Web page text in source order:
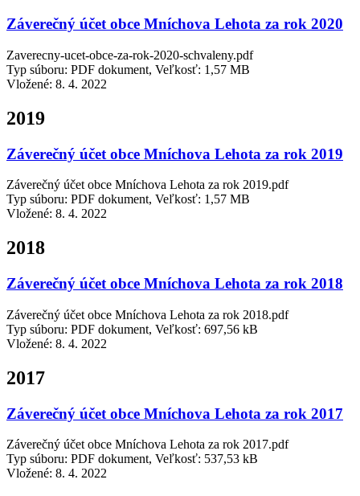
Záverečný účet obce Mníchova Lehota za rok 2020
Zaverecny-ucet-obce-za-rok-2020-schvaleny.pdf
Typ súboru: PDF dokument, Veľkosť: 1,57 MB
Vložené: 8. 4. 2022
2019
Záverečný účet obce Mníchova Lehota za rok 2019
Záverečný účet obce Mníchova Lehota za rok 2019.pdf
Typ súboru: PDF dokument, Veľkosť: 1,57 MB
Vložené: 8. 4. 2022
2018
Záverečný účet obce Mníchova Lehota za rok 2018
Záverečný účet obce Mníchova Lehota za rok 2018.pdf
Typ súboru: PDF dokument, Veľkosť: 697,56 kB
Vložené: 8. 4. 2022
2017
Záverečný účet obce Mníchova Lehota za rok 2017
Záverečný účet obce Mníchova Lehota za rok 2017.pdf
Typ súboru: PDF dokument, Veľkosť: 537,53 kB
Vložené: 8. 4. 2022